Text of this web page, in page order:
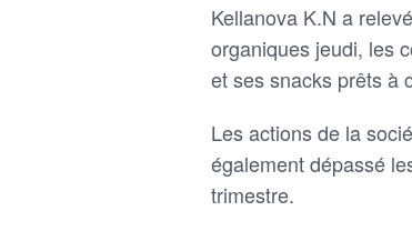
Kellanova K.N a
organiques jeudi, les
et ses snacks prêts à
Les actions de la
également dépassé
trimestre.